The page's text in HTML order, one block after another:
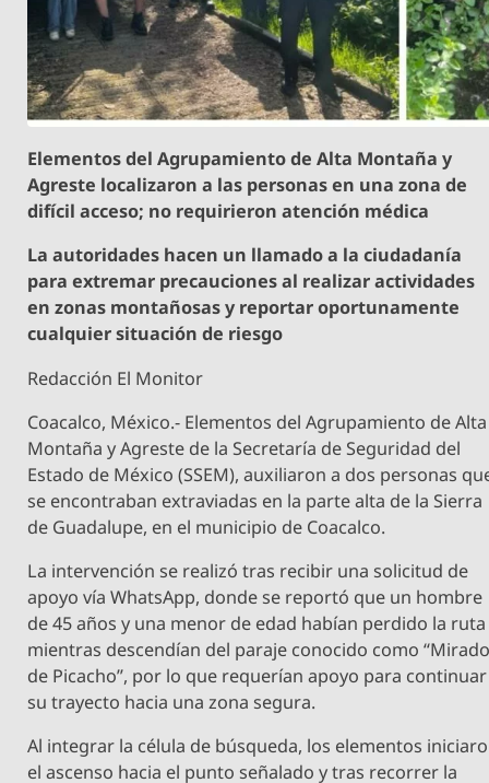
Elementos del Agrupamiento de Alta Montaña y
Agreste localizaron a las personas en una zona de
difícil acceso; no requirieron atención médica
La autoridades hacen un llamado a la ciudadanía
para extremar precauciones al realizar actividades
en zonas montañosas y reportar oportunamente
cualquier situación de riesgo
Redacción El Monitor
Coacalco, México.- Elementos del Agrupamiento de Alta
Montaña y Agreste de la Secretaría de Seguridad del
Estado de México (SSEM), auxiliaron a dos personas
se encontraban extraviadas en la parte alta de la Sierra
de Guadalupe, en el municipio de Coacalco.
La intervención se realizó tras recibir una solicitud de
apoyo vía WhatsApp, donde se reportó que un hombre
de 45 años y una menor de edad habían perdido la ruta
mientras descendían del paraje conocido como
de Picacho”, por lo que requerían apoyo para continuar
su trayecto hacia una zona segura.
Al integrar la célula de búsqueda, los elementos
el ascenso hacia el punto señalado y tras recorrer la